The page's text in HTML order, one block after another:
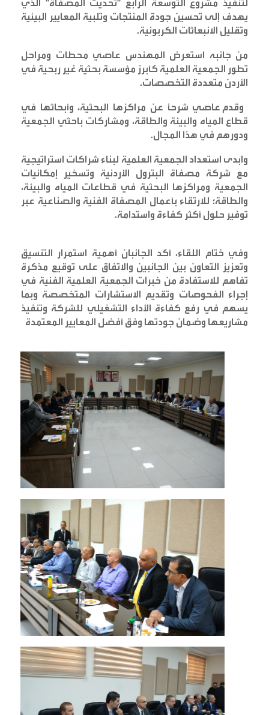
لتنفيذ مشروع التوسعة الرابع "تحديث المصفاة" الذي
يهدف إلى تحسين جودة المنتجات وتلبية المعايير البيئية
وتقليل الانبعاثات الكربونية.
من جانبه استعرض المهندس عاصي محطات ومراحل
تطور الجمعية العلمية كأبرز مؤسسة بحثية غير ربحية في
الأردن متعددة التخصصات.
وقدم عاصي شرحاً عن مراكزها البحثية، وأبحاثها في
قطاع المياه والبيئة والطاقة، ومشاركات باحثي الجمعية
ودورهم في هذا المجال.
وابدى استعداد الجمعية العلمية لبناء شراكات استراتيجية
مع شركة مصفاة البترول الأردنية وتسخير إمكانيات
الجمعية ومراكزها البحثية في قطاعات المياه والبيئة،
والطاقة؛ للارتقاء بأعمال المصفاة الفنية والصناعية عبر
توفير حلول أكثر كفاءة واستدامة.
وفي ختام اللقاء، أكد الجانبان أهمية استمرار التنسيق
وتعزيز التعاون بين الجانبين والاتفاق على توقيع مذكرة
تفاهم للاستفادة من خبرات الجمعية العلمية الفنية في
إجراء الفحوصات وتقديم الاستشارات المتخصصة وبما
يسهم في رفع كفاءة الأداء التشغيلي للشركة وتنفيذ
مشاريعها وضمان جودتها وفق أفضل المعايير المعتمدة